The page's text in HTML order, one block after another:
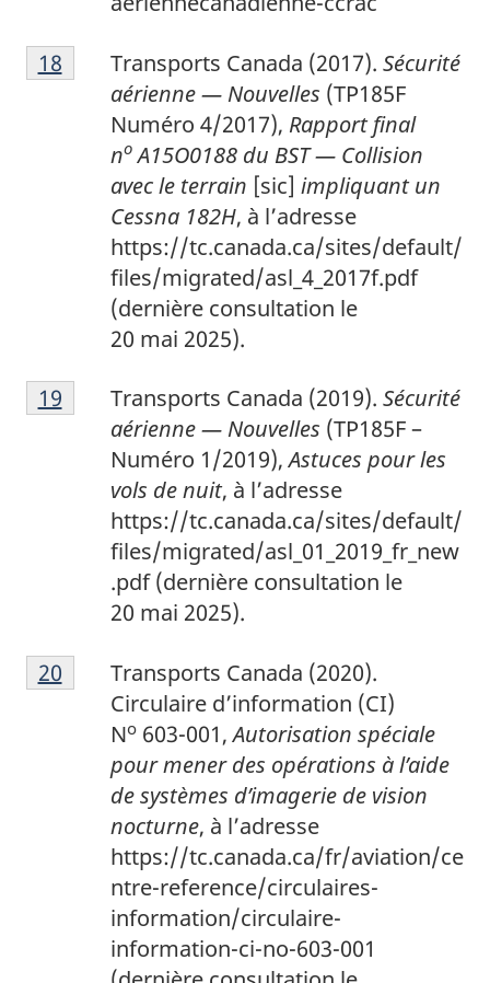
1
8
Transports Canada (2017). Sécurité
aérienne — Nouvelles (TP185F
Numéro 4/2017), Rapport final
no A15O0188 du BST — Collision
avec le terrain [sic] impliquant un
Cessna 182H, à l’adresse
https://tc.canada.ca/sites/default/
files/migrated/asl_4_2017f.pdf
(dernière consultation le
20 mai 2025).
Return to footnote
18 referrer
1
9
Transports Canada (2019). Sécurité
aérienne — Nouvelles (TP185F –
Numéro 1/2019),Astuces pour les
vols de nuit, à l’adresse
https://tc.canada.ca/sites/default/
files/migrated/asl_01_2019_fr_new
.pdf (dernière consultation le
20 mai 2025).
Return to footnote
19 referrer
2
0
Transports Canada (2020).
Circulaire d’information (CI)
No 603-001,Autorisation spéciale
pour mener des opérations à l’aide
de systèmes d’imagerie de vision
nocturne, à l’adresse
https://tc.canada.ca/fr/aviation/ce
ntre-reference/circulaires-
information/circulaire-
information-ci-no-603-001
Return to footnote
20 referrer